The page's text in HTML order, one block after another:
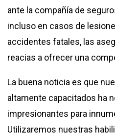
ante la compañía de
incluso en casos de
accidentes fatales, las
reacias a ofrecer una
La buena noticia es que
altamente capacitados ha
impresionantes para
Utilizaremos nuestras